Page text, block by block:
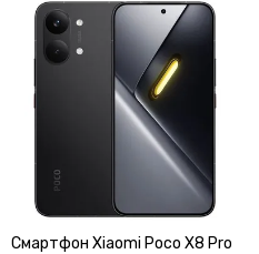
Смартфон Xiaomi Poco X8 Pro